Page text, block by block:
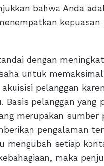
bahwa Anda
kepuasan
dengan
untuk
pelanggan
Basis pelanggan
merupakan
pengalaman
mengubah setiap
maka